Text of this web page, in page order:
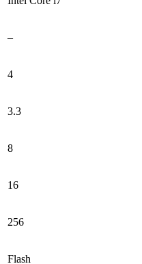
–
4
3.3
8
16
256
Flash